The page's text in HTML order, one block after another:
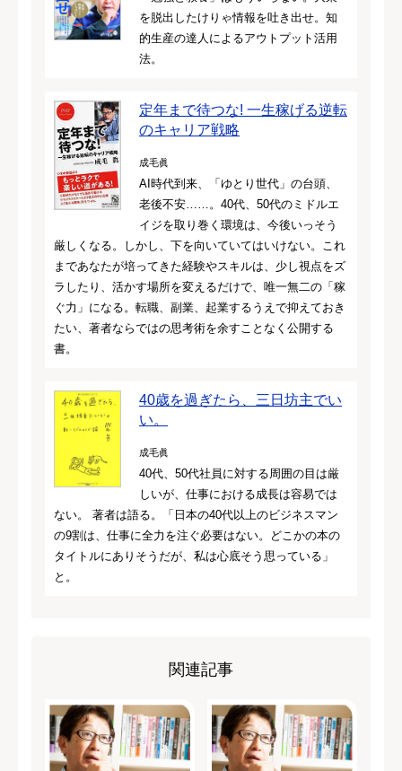
を脱出したけりゃ情報を吐き出せ。知
的生産の達人によるアウトプット活用
法。
定年まで待つな! 一生稼げる逆転
のキャリア戦略
成毛眞
AI時代到来、「ゆとり世代」の台頭、
老後不安……。40代、50代のミドルエ
イジを取り巻く環境は、今後いっそう
厳しくなる。しかし、下を向いていてはいけない。これ
まであなたが培ってきた経験やスキルは、少し視点をズ
ラしたり、活かす場所を変えるだけで、唯一無二の「稼
ぐ力」になる。転職、副業、起業するうえで抑えておき
たい、著者ならではの思考術を余すことなく公開する
書。
40歳を過ぎたら、三日坊主でい
い。
成毛眞
40代、50代社員に対する周囲の目は厳
しいが、仕事における成長は容易では
ない。 著者は語る。「日本の40代以上のビジネスマン
の9割は、仕事に全力を注ぐ必要はない。どこかの本の
タイトルにありそうだが、私は心底そう思っている」
と。
関連記事